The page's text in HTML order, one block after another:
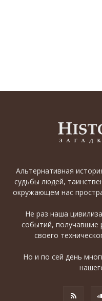
Альтернативная
судьбы людей,
окружающем нас
Не раз наша
событий, получавшие
своего
Но и по сей день